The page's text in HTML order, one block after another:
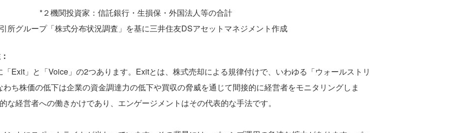
*２機関投資家：信託銀行・生損保・外国法人等の合計
所グループ「株式分布状況調査」を基に三井住友DSアセットマネジメント作成
：
Exit」と「Voice」の2つあります。Exitとは、株式売却による規律付けで、いわゆる「ウォールストリ
ち株価の低下は企業の資金調達力の低下や買収の脅威を通じて間接的に経営者をモニタリングしま
な経営者への働きかけであり、エンゲージメントはその代表的な手法です。